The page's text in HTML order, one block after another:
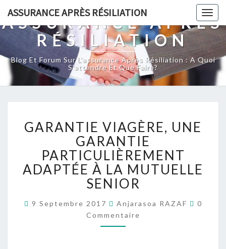
ASSURANCE APRÈS RÉSILIATION
ASSURANCE APRÈS
RÉSILIATION
Blog Et Forum Sur L'assurance Après Résiliation : A Quoi
S'attendre Et Que Faire?
VIAGÈRE,
UNE
GARANTIE
PARTICULIÈREMENT
ADAPTÉE
À
MUTUELLE
SENIOR
GARANTIE VIAGÈRE, UNE
GARANTIE
PARTICULIÈREMENT
ADAPTÉE À LA MUTUELLE
SENIOR
9 Septembre 2017 Anjarasoa RAZAF
0
Commentaire